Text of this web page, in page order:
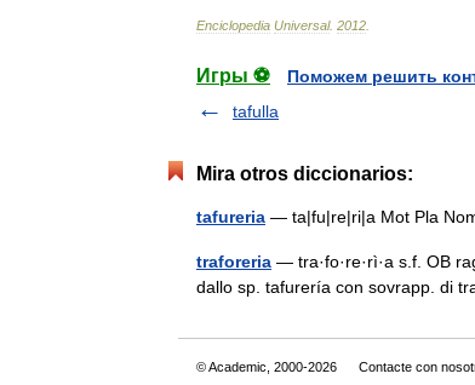
Enciclopedia Universal. 2012
Игры ⚽
Поможем решить
tafulla
Mira otros diccionarios:
tafureria — ta|fu|re|ri|a Mot Pla
traforeria — tra·fo·re·rì·a s.f. OB
dallo sp. tafurería con sovrapp. di
© Academic, 2000-2026 Contacte con